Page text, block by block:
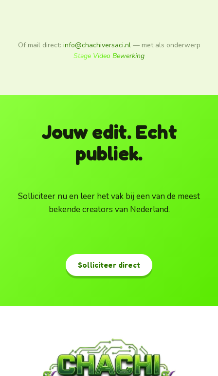
Of mail direct: info@chachiversaci.nl— met als onderwerp
Stage Video Bewerking
Jouw edit. Echt
publiek.
Solliciteer nu en leer het vak bij een van de meest
bekende creators van Nederland.
Solliciteer direct